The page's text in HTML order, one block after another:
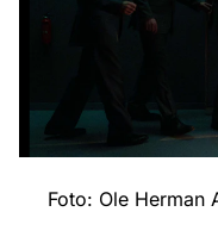
Foto: Ole Herman